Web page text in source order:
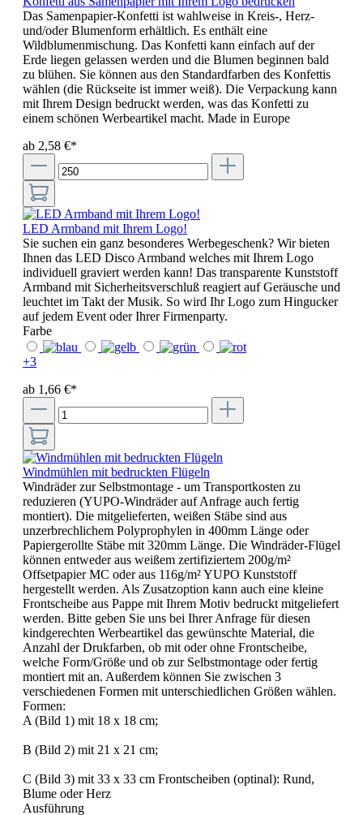
Das Samenpapier-Konfetti ist wahlweise in Kreis-, Herz-
und/oder Blumenform erhältlich. Es enthält eine
Wildblumenmischung. Das Konfetti kann einfach auf der
Erde liegen gelassen werden und die Blumen beginnen bald
zu blühen. Sie können aus den Standardfarben des Konfettis
wählen (die Rückseite ist immer weiß). Die Verpackung kann
mit Ihrem Design bedruckt werden, was das Konfetti zu
einem schönen Werbeartikel macht. Made in Europe
ab 2,58 €*
LED Armband mit Ihrem Logo!
Sie suchen ein ganz besonderes Werbegeschenk? Wir bieten
Ihnen das LED Disco Armband welches mit Ihrem Logo
individuell graviert werden kann! Das transparente Kunststoff
Armband mit Sicherheitsverschluß reagiert auf Geräusche und
leuchtet im Takt der Musik. So wird Ihr Logo zum Hingucker
auf jedem Event oder Ihrer Firmenparty.
Farbe
+3
ab 1,66 €*
Windmühlen mit bedruckten Flügeln
Windräder zur Selbstmontage - um Transportkosten zu
reduzieren (YUPO-Windräder auf Anfrage auch fertig
montiert). Die mitgelieferten, weißen Stäbe sind aus
unzerbrechlichem Polyprophylen in 400mm Länge oder
Papiergerollte Stäbe mit 320mm Länge. Die Windräder-Flügel
können entweder aus weißem zertifiziertem 200g/m²
Offsetpapier MC oder aus 116g/m² YUPO Kunststoff
hergestellt werden. Als Zusatzoption kann auch eine kleine
Frontscheibe aus Pappe mit Ihrem Motiv bedruckt mitgeliefert
werden. Bitte geben Sie uns bei Ihrer Anfrage für diesen
kindgerechten Werbeartikel das gewünschte Material, die
Anzahl der Drukfarben, ob mit oder ohne Frontscheibe,
welche Form/Größe und ob zur Selbstmontage oder fertig
montiert mit an. Außerdem können Sie zwischen 3
verschiedenen Formen mit unterschiedlichen Größen wählen.
A (Bild 1) mit 18 x 18 cm;
B (Bild 2) mit 21 x 21 cm;
C (Bild 3) mit 33 x 33 cm Frontscheiben (optinal): Rund,
Blume oder Herz
Ausführung